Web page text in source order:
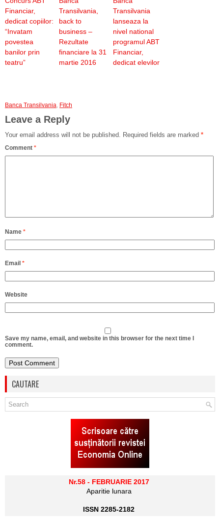
Financiar,
dedicat copiilor:
“Invatam
povestea
banilor prin
teatru”
Transilvania,
back to
business –
Rezultate
financiare la 31
martie 2016
Transilvania
lanseaza la
nivel national
programul ABT
Financiar,
dedicat elevilor
Banca Transilvania, Fitch
Leave a Reply
Your email address will not be published. Required fields are marked *
Comment *
Name *
Email *
Website
Save my name, email, and website in this browser for the next time I
comment.
CAUTARE
Nr.58 - FEBRUARIE 2017
Aparitie lunara
ISSN 2285-2182